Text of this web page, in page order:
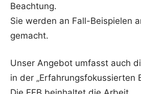
Beachtung.
Sie werden an Fall-Beispielen
gemacht.
Unser Angebot umfasst auch
in der „Erfahrungsfokussierten